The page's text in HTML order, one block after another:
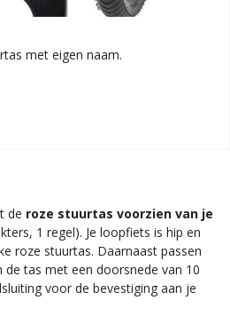
met eigen naam.
de roze stuurtas voorzien van je
1 regel). Je loopfiets is hip en
roze stuurtas. Daarnaast passen
de tas met een doorsnede van 10
voor de bevestiging aan je